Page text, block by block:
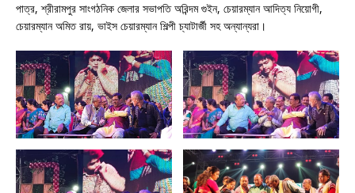
পাত্র, শ্রীরামপুর সাংগঠনিক জেলার সভাপতি অরিন্দম গুইন, চেয়ারম্যান আদিত্য নিয়োগী,
চেয়ারম্যান অমিত রায়, ভাইস চেয়ারম্যান শিল্পী চ্যাটার্জী সহ অন্যান্যরা।